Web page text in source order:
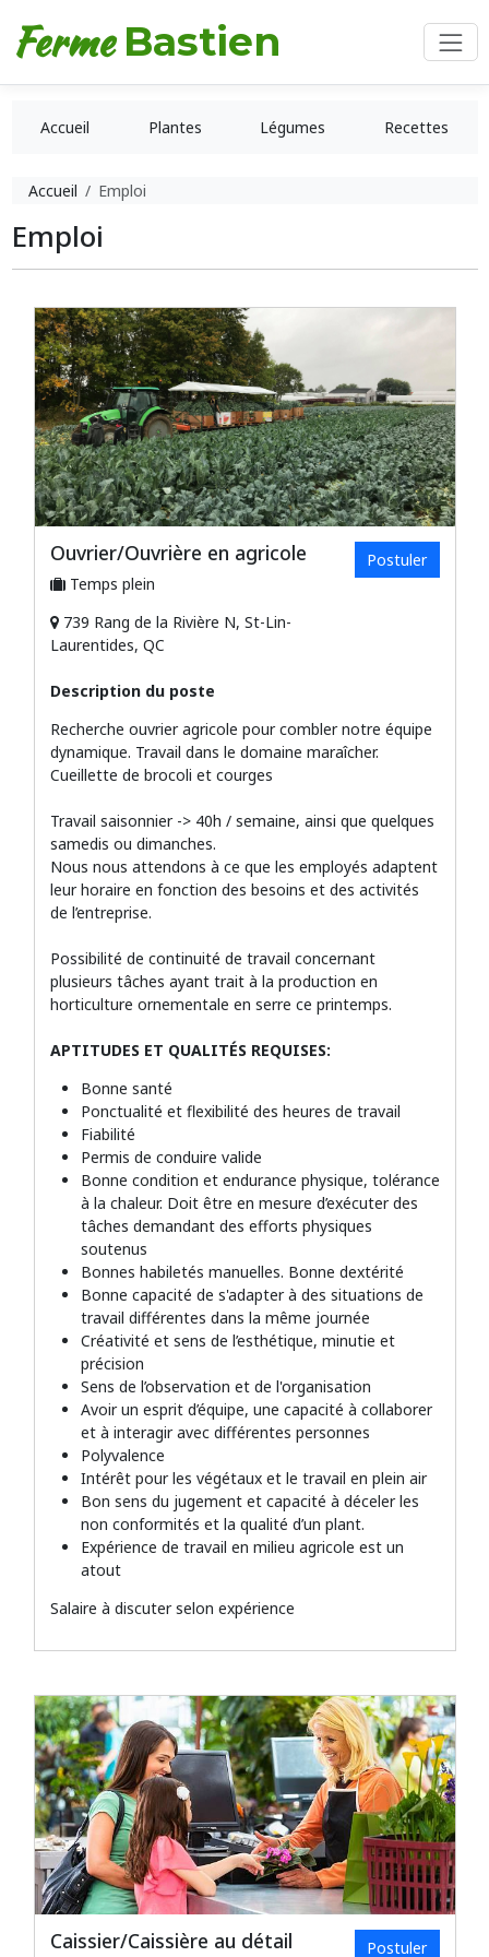
Ferme Bastien
Accueil Plantes Légumes Recettes
Accueil Emploi
Emploi
Ouvrier/Ouvrière en agricole
Temps plein
739 Rang de la Rivière N, St-Lin-
Laurentides, QC
Postuler
Description du poste
Recherche ouvrier agricole pour combler notre équipe
dynamique. Travail dans le domaine maraîcher.
Cueillette de brocoli et courges
Travail saisonnier -> 40h / semaine, ainsi que quelques
samedis ou dimanches.
Nous nous attendons à ce que les employés adaptent
leur horaire en fonction des besoins et des activités
de l’entreprise.
Possibilité de continuité de travail concernant
plusieurs tâches ayant trait à la production en
horticulture ornementale en serre ce printemps.
APTITUDES ET QUALITÉS REQUISES:
Bonne santé
Ponctualité et flexibilité des heures de travail
Fiabilité
Permis de conduire valide
Bonne condition et endurance physique, tolérance
à la chaleur. Doit être en mesure d’exécuter des
tâches demandant des efforts physiques
soutenus
Bonnes habiletés manuelles. Bonne dextérité
Bonne capacité de s'adapter à des situations de
travail différentes dans la même journée
Créativité et sens de l’esthétique, minutie et
précision
Sens de l’observation et de l'organisation
Avoir un esprit d’équipe, une capacité à collaborer
et à interagir avec différentes personnes
Polyvalence
Intérêt pour les végétaux et le travail en plein air
Bon sens du jugement et capacité à déceler les
non conformités et la qualité d’un plant.
Expérience de travail en milieu agricole est un
atout
Salaire à discuter selon expérience
Caissier/Caissière au détail Postuler